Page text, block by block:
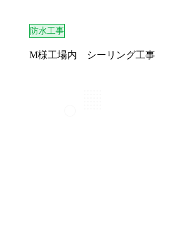
防水工事
M様工場内 シーリング工事